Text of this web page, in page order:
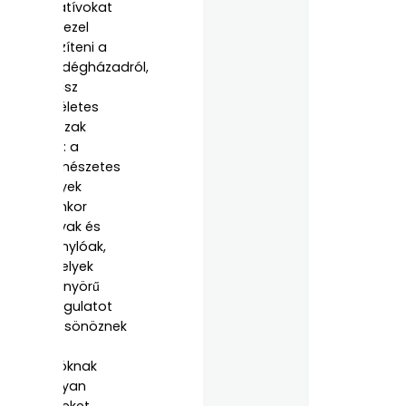
kreatívokat
tervezel
készíteni a
vendégházadról,
az ősz
tökéletes
időszak
erre: a
természetes
fények
ilyenkor
lágyak és
aranylóak,
amelyek
gyönyörű
hangulatot
kölcsönöznek
fotóknak
– olyan